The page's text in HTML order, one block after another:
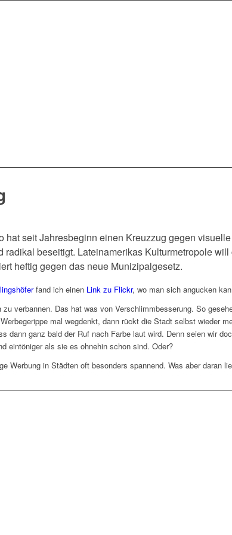
seit Jahresbeginn einen Kreuzzug gegen
beseitigt. Lateinamerikas Kulturmetropole
heftig gegen das neue Munizipalgesetz.
fand ich einen Link zu Flickr, wo man sich angucken
verbannen. Das hat was von Verschlimmbesserung. So
mal wegdenkt, dann rückt die Stadt selbst wieder
ganz bald der Ruf nach Farbe laut wird. Denn seien wir
eintöniger als sie es ohnehin schon sind. Oder?
Werbung in Städten oft besonders spannend. Was aber daran